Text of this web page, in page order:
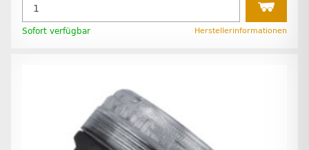
Sofort verfügbar Herstellerinformationen